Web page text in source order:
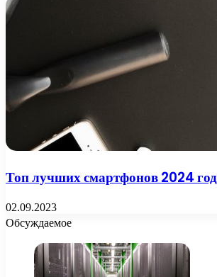
Топ лучших смартфонов 2024
02.09.2023
Обсуждаемое